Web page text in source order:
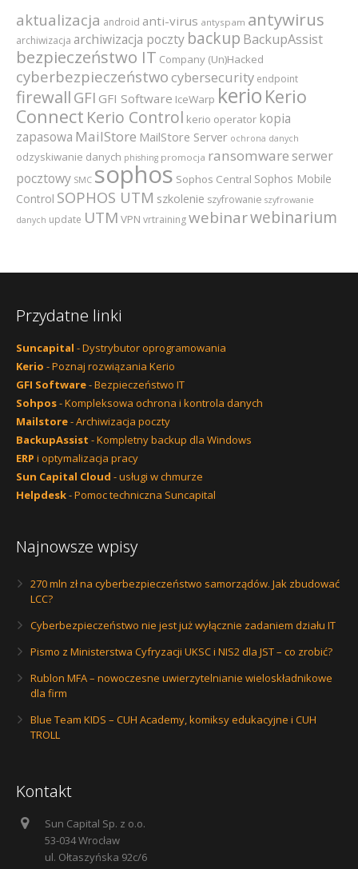
aktualizacja android anti-virus antyspam antywirus
archiwizacja archiwizacja poczty backup BackupAssist
bezpieczeństwo IT Company (Un)Hacked
cyberbezpieczeństwocybersecurity endpoint
firewall GFI GFI Software IceWarp kerio Kerio
Connect Kerio Control kerio operator kopia
zapasowa MailStore MailStore Server ochrona danych
odzyskiwanie danych phishing promocja ransomware serwer
pocztowy SMC sophos Sophos Central Sophos Mobile
Control SOPHOS UTM szkolenie szyfrowanie szyfrowanie
danych update UTM VPN vrtrainingwebinarwebinarium
Przydatne linki
Suncapital - Dystrybutor oprogramowania
Kerio - Poznaj rozwiązania Kerio
GFI Software- Bezpieczeństwo IT
Sohpos- Kompleksowa ochrona i kontrola danych
Mailstore- Archiwizacja poczty
BackupAssist - Kompletny backup dla Windows
ERP i optymalizacja pracy
Sun Capital Cloud - usługi w chmurze
Helpdesk- Pomoc techniczna Suncapital
Najnowsze wpisy
270 mln zł na cyberbezpieczeństwo samorządów. Jak zbudować
LCC?
Cyberbezpieczeństwo nie jest już wyłącznie zadaniem działu IT
Pismo z Ministerstwa Cyfryzacji UKSC i NIS2 dla JST – co zrobić?
Rublon MFA – nowoczesne uwierzytelnianie wieloskładnikowe
dla firm
Blue Team KIDS – CUH Academy, komiksy edukacyjne i CUH
TROLL
Kontakt
Sun Capital Sp. z o.o.
53-034 Wrocław
ul. Ołtaszyńska 92c/6